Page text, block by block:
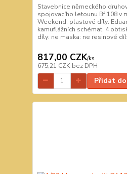
Stavebnice německého
spojovacího letounu Bf 108 v
Weekend. plastové díly:
kamuflážních schémat: 4
díly: ne maska: ne resinové
817,00 CZK/ks
675,21 CZK bez DPH
Přidat